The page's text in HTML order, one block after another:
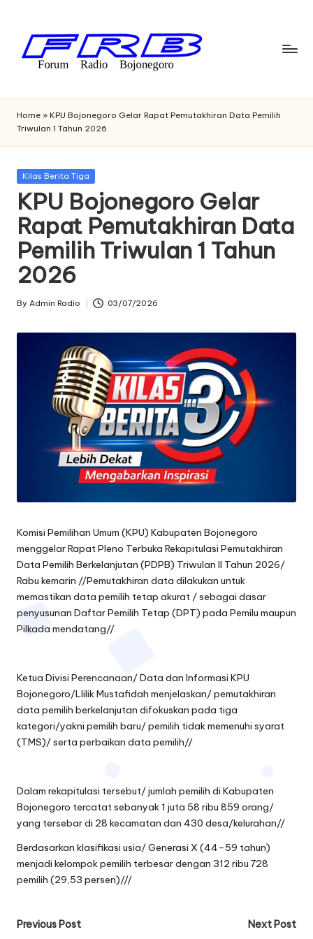
content
F
o
r
u
m
R
a
di
o
B
oj
o
Bojonegoro
Home » KPU Bojonegoro Gelar Rapat Pemutakhiran Data Pemilih
Triwulan 1 Tahun 2026
Posted
Kilas Berita Tiga
KPU Bojonegoro Gelar
Rapat Pemutakhiran Data
Pemilih Triwulan 1 Tahun
2026
Posted
By Admin Radio 03/07/2026
Komisi Pemilihan Umum (KPU) Kabupaten Bojonegoro
menggelar Rapat Pleno Terbuka Rekapitulasi Pemutakhiran
Data Pemilih Berkelanjutan (PDPB) Triwulan II Tahun 2026/
Rabu kemarin //Pemutakhiran data dilakukan untuk
memastikan data pemilih tetap akurat / sebagai dasar
penyusunan Daftar Pemilih Tetap (DPT) pada Pemilu maupun
Pilkada mendatang//
Ketua Divisi Perencanaan/ Data dan Informasi KPU
Bojonegoro/Llilik Mustafidah menjelaskan/ pemutakhiran
data pemilih berkelanjutan difokuskan pada tiga
kategori/yakni pemilih baru/ pemilih tidak memenuhi syarat
(TMS)/ serta perbaikan data pemilih//
Dalam rekapitulasi tersebut/ jumlah pemilih di Kabupaten
Bojonegoro tercatat sebanyak 1 juta 58 ribu 859 orang/
yang tersebar di 28 kecamatan dan 430 desa/kelurahan//
Berdasarkan klasifikasi usia/ Generasi X (44–59 tahun)
menjadi kelompok pemilih terbesar dengan 312 ribu 728
pemilih (29,53 persen)///
Post
Previous Post Next Post